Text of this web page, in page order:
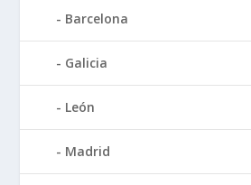
Barcelona
Galicia
León
Madrid